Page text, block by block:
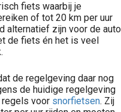
fiets waarbij je
of tot 20 km per uur
alternatief zijn voor de auto
de fiets én het is veel
de regelgeving daar nog
de huidige regelgeving
voor snorfietsen. Zij